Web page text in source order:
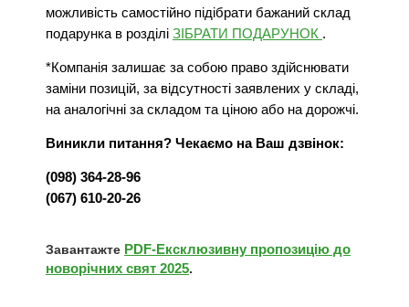
можливість самостійно підібрати бажаний склад
подарунка в розділі ЗІБРАТИ ПОДАРУНОК .
*Компанія залишає за собою право здійснювати
заміни позицій, за відсутності заявлених у складі,
на аналогічні за складом та ціною або на дорожчі.
Виникли питання? Чекаємо на Ваш дзвінок:
(098) 364-28-96
(067) 610-20-26
Завантажте PDF-Ексклюзивну пропозицію до
новорічних свят 2025.